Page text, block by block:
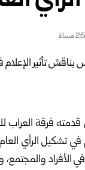
فرقة ‏العراب
في تشكيل ‏الرأي
الأفراد